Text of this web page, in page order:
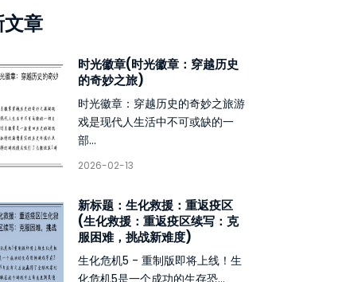
章
时光徽章(时光徽章：穿越历史
的奇妙之旅)
时光徽章：穿越历史的奇妙之旅游
戏是现代人生活中不可或缺的一
部...
2026-02-13
新标题：生化救援：重返疫区
(生化救援：重返疫区续写：克
服困难，挑战新难度)
生化危机5 - 重制版即将上线！生
化危机5是一个成功的生存恐...